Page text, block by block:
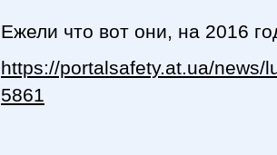
Ежели что вот они, на 2016
https://portalsafety.at.ua/news/
5861